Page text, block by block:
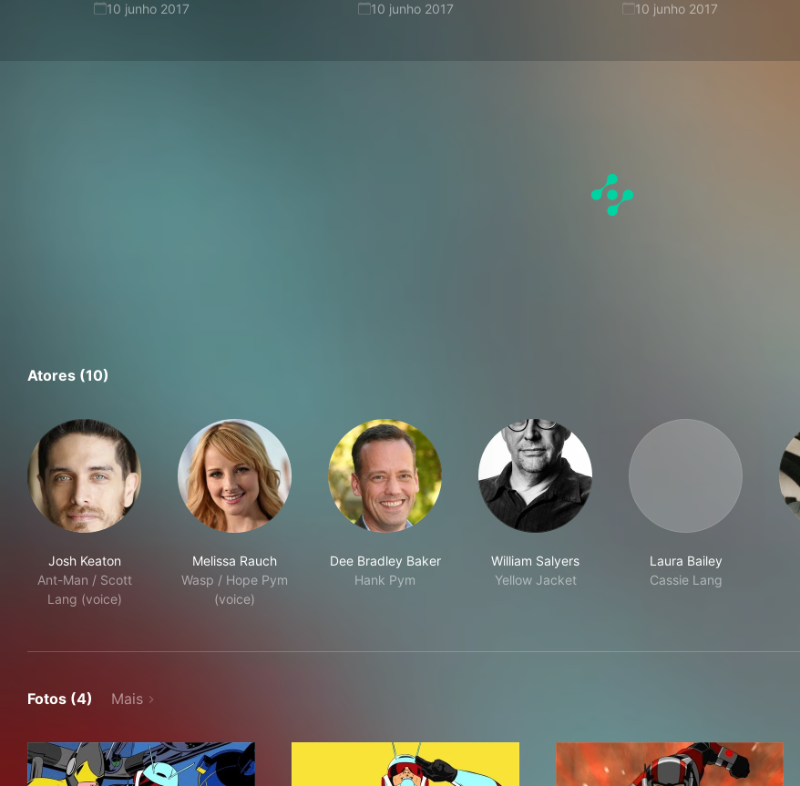
10 junho 2017
10 junho 2017
10 junho 2017
Atores (10)
Josh Keaton
Ant-Man / Scott
Lang (voice)
Melissa Rauch
Wasp / Hope Pym
(voice)
Dee Bradley Baker
Hank Pym
William Salyers
Yellow Jacket
Laura Bailey
Cassie Lang
Fotos (4) Mais